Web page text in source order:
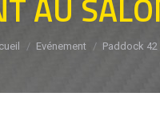
AU
êtes ici :Evénement Paddock 42